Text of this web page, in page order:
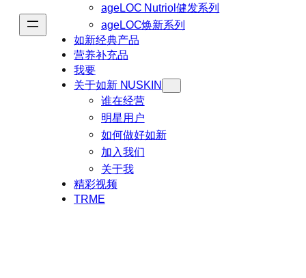
ageLOC Nutriol健发系列
ageLOC焕新系列
如新经典产品
营养补充品
我要
关于如新 NUSKIN
谁在经营
明星用户
如何做好如新
加入我们
关于我
精彩视频
TRME